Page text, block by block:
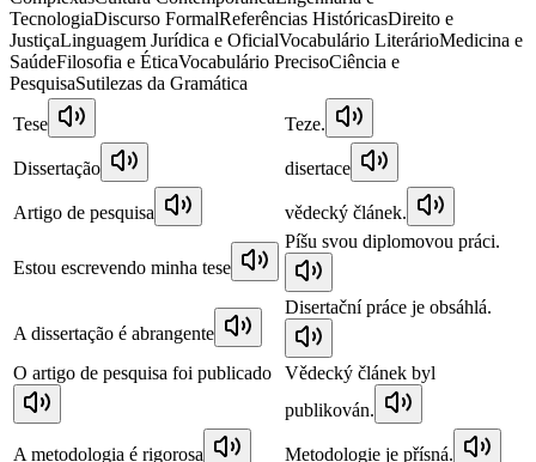
TecnologiaDiscurso FormalReferências HistóricasDireito e
JustiçaLinguagem Jurídica e OficialVocabulário LiterárioMedicina e
SaúdeFilosofia e ÉticaVocabulário PrecisoCiência e
PesquisaSutilezas da Gramática
Tese
Teze.
Dissertação disertace
Artigo de pesquisa vědecký článek.
Estou escrevendo minha tese
Píšu svou diplomovou práci.
A dissertação é abrangente
Disertační práce je obsáhlá.
O artigo de pesquisa foi publicado
Vědecký článek byl
publikován.
A metodologia é rigorosa Metodologie je přísná.